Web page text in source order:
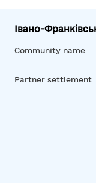
Івано-
Community name
Partner settlement